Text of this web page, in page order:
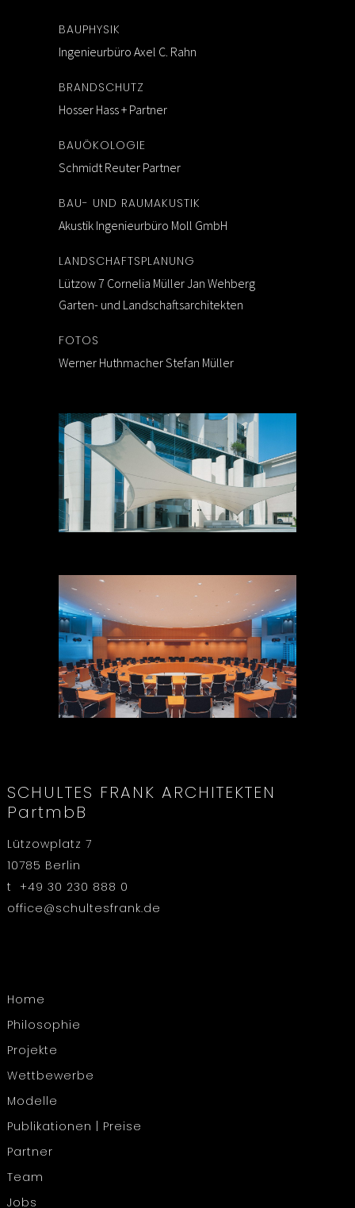
BAUPHYSIK
Ingenieurbüro Axel C. Rahn
BRANDSCHUTZ
Hosser Hass + Partner
BAUÖKOLOGIE
Schmidt Reuter Partner
BAU- UND RAUMAKUSTIK
Akustik Ingenieurbüro Moll GmbH
LANDSCHAFTSPLANUNG
Lützow 7 Cornelia Müller Jan Wehberg
Garten- und Landschaftsarchitekten
FOTOS
Werner Huthmacher Stefan Müller
SCHULTES FRANK ARCHITEKTEN
PartmbB
Lützowplatz 7
10785 Berlin
t +49 30 230 888 0
office@schultesfrank.de
Home
Philosophie
Projekte
Wettbewerbe
Modelle
Publikationen | Preise
Partner
Team
Jobs